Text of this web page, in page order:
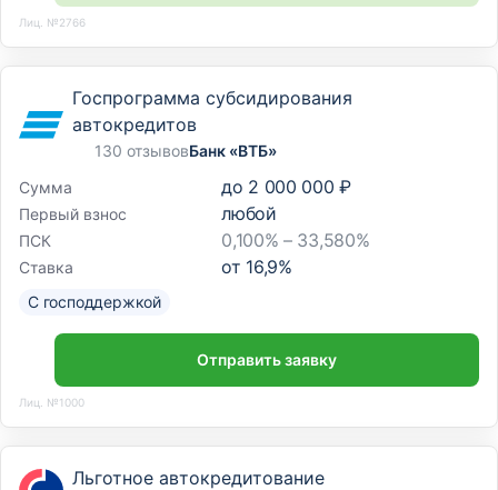
Лиц. №2766
Госпрограмма субсидирования
автокредитов
130 отзывовБанк «ВТБ»
Сумма
до 2 000 000 ₽
Первый взнос любой
ПСК 0,100% – 33,580%
Ставка от 16,9%
С господдержкой
Отправить заявку
Лиц. №1000
Льготное автокредитование